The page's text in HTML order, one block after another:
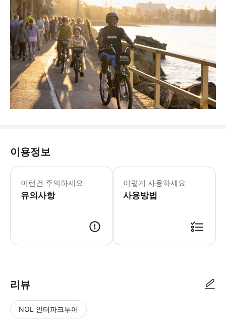
이용정보
이런건 주의하세요
유의사항
이렇게 사용하세요
사용방법
리뷰
NOL 인터파크투어